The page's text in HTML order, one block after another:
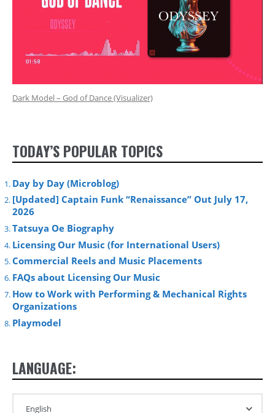
Dark Model – God of Dance (Visualizer)
TODAY’S POPULAR TOPICS
Day by Day (Microblog)
[Updated] Captain Funk “Renaissance” Out July 17,
2026
Tatsuya Oe Biography
Licensing Our Music (for International Users)
Commercial Reels and Music Placements
FAQs about Licensing Our Music
How to Work with Performing & Mechanical Rights
Organizations
Playmodel
LANGUAGE: